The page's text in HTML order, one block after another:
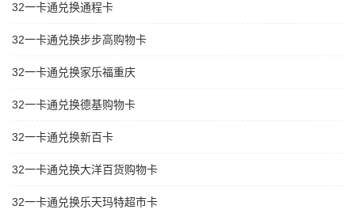
32一卡通兑换通程卡
32一卡通兑换步步高购物卡
32一卡通兑换家乐福重庆
32一卡通兑换德基购物卡
32一卡通兑换新百卡
32一卡通兑换大洋百货购物卡
32一卡通兑换乐天玛特超市卡